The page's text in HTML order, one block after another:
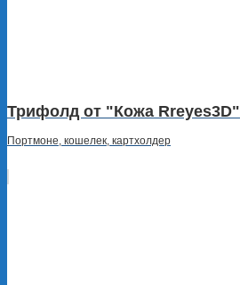
Трифолд от "Кожа Rreyes3D"
Портмоне, кошелек, картхолдер